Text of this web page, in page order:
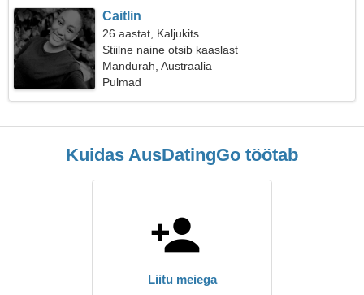
Caitlin
26 aastat, Kaljukits
Stiilne naine otsib kaaslast
Mandurah, Austraalia
Pulmad
Kuidas AusDatingGo töötab
Liitu meiega